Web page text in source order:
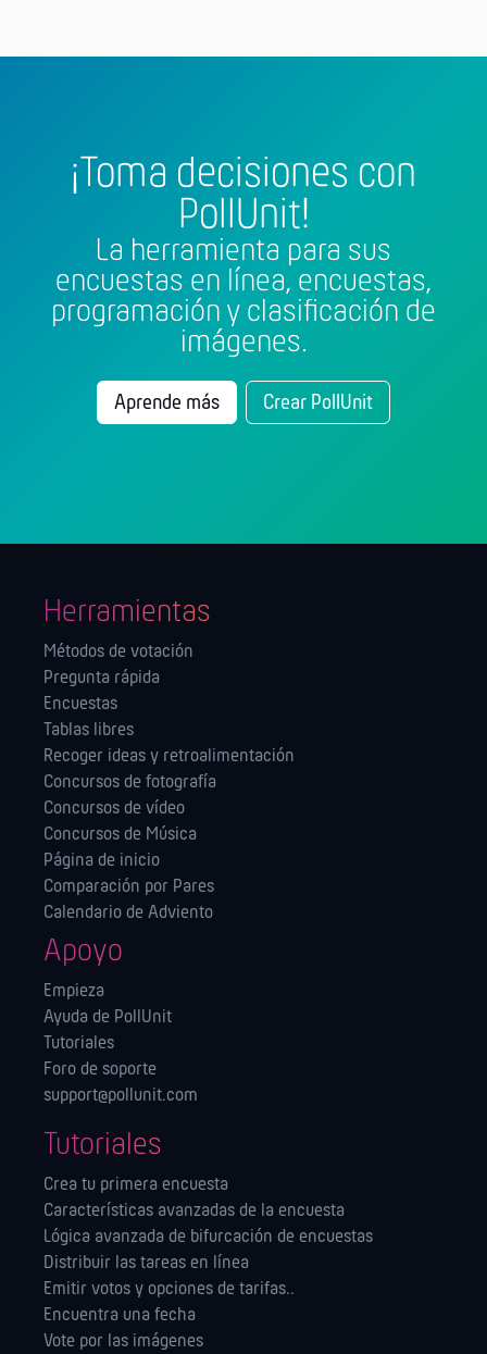
¡Toma decisiones con
PollUnit!
La herramienta para sus
encuestas en línea, encuestas,
programación y clasificación de
imágenes.
Aprende más Crear PollUnit
Herramientas
Métodos de votación
Pregunta rápida
Encuestas
Tablas libres
Recoger ideas y retroalimentación
Concursos de fotografía
Concursos de vídeo
Concursos de Música
Página de inicio
Comparación por Pares
Calendario de Adviento
Apoyo
Empieza
Ayuda de PollUnit
Tutoriales
Foro de soporte
support@pollunit.com
Tutoriales
Crea tu primera encuesta
Características avanzadas de la encuesta
Lógica avanzada de bifurcación de encuestas
Distribuir las tareas en línea
Emitir votos y opciones de tarifas..
Encuentra una fecha
Vote por las imágenes